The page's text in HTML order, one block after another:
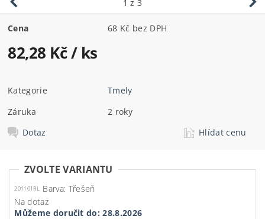
1 z 3
Cena 68 Kč bez DPH
82,28 Kč/ ks
Kategorie
Tmely
Záruka
2 roky
Dotaz
Hlídat cenu
ZVOLTE VARIANTU
201101RL Barva: Třešeň
Na dotaz
Můžeme doručit do: 28.8.2026